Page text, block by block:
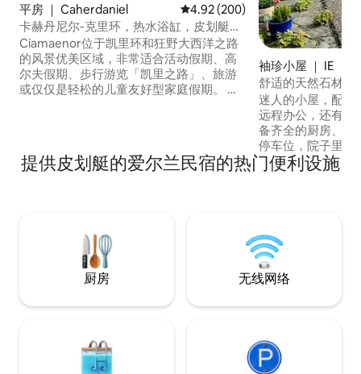
平房 ｜ Caherdaniel 平均评分 4.92 分（满分 5 分），
4.92 (200)
卡赫丹尼尔-克里环，热水浴缸，皮划艇，
自行车
Ciamaenor位于凯里环和狂野大西洋之路
的风景优美区域，非常适合活动假期、高
尔夫假期、步行游览「凯里之路」、旅游
或仅仅是轻松的儿童友好型家庭假期。 这
海滩（Rath beach）-步行5分钟即可抵
达。 德里纳内国家公园（Derrynane
袖珍小屋 ｜ IE
舒适的天然石材乡
线网络
迷人的小屋，配备
远程办公，还有放
备齐全的厨房、洗
停车位，院子里还有两只
美的山坡上，靠近步
20 分钟 距离莫赫
利默里克市 60 分钟路程 价格可
至4月，住宿28天
提供皮划艇的爱尔兰民宿的热门便利设施
厨房 无线网络